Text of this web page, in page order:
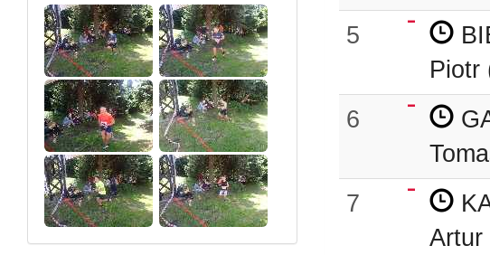
5
Piotr
6
7
Artur